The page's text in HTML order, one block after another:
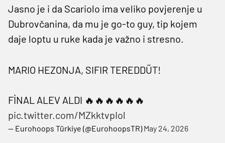
Jasno je i da Scariolo ima veliko povjerenje u
Dubrovčanina, da mu je go-to guy, tip kojem
daje loptu u ruke kada je važno i stresno.
MARIO HEZONJA, SIFIR TEREDDÜT!
FİNAL ALEV ALDI 🔥🔥🔥🔥🔥🔥
pic.twitter.com/MZkktvpIol
— Eurohoops Türkiye (@EurohoopsTR)May 24, 2026